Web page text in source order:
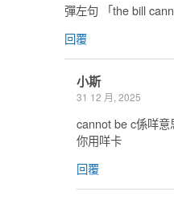
彈左句 「the bill
回覆
小斯
31 12 月, 2025
cannot be c係咩意
你用咩卡
回覆